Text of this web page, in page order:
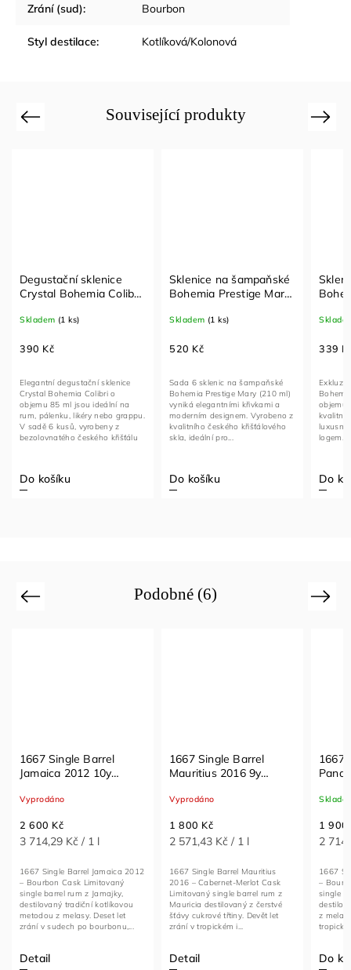
Zrání (sud): Bourbon
Styl destilace: Kotlíková/Kolonová
Související produkty
Previous
Degustační sklenice
Crystal Bohemia Colibri
na rum a pálenku
Skladem (1 ks)
390 Kč
Do košíku
Elegantní degustační sklenice
Crystal Bohemia Colibri o
objemu 85 ml jsou ideální na
rum, pálenku, likéry nebo grappu.
V sadě 6 kusů, vyrobeny z
bezolovnatého českého křišťálu
Sklenice na šampaňské
Bohemia Prestige Mary
sklo
Skladem (1 ks)
520 Kč
Do košíku
Sada 6 sklenic na šampaňské
Bohemia Prestige Mary (210 ml)
vyniká elegantními křivkami a
moderním designem. Vyrobeno z
kvalitního českého křišťálového
skla, ideální pro...
339
Do
objemu
luxusní
logem.
Next
Podobné (6)
Previous
1667 Single Barrel
Jamaica 2012 10y
Vyprodáno
2 600 Kč
3 714,29 Kč / 1 l
Detail
1667 Single Barrel Jamaica 2012
– Bourbon Cask Limitovaný
single barrel rum z Jamajky,
destilovaný tradiční kotlíkovou
metodou z melasy. Deset let
zrání v sudech po bourbonu,...
1667 Single Barrel
Mauritius 2016 9y
Vyprodáno
1 800 Kč
2 571,43 Kč / 1 l
Detail
1667 Single Barrel Mauritius
2016 – Cabernet-Merlot Cask
Limitovaný single barrel rum z
Mauricia destilovaný z čerstvé
šťávy cukrové třtiny. Devět let
zrání v tropickém i...
1667
1 900
2
Do
1667
–
single
z
tropicky
Next